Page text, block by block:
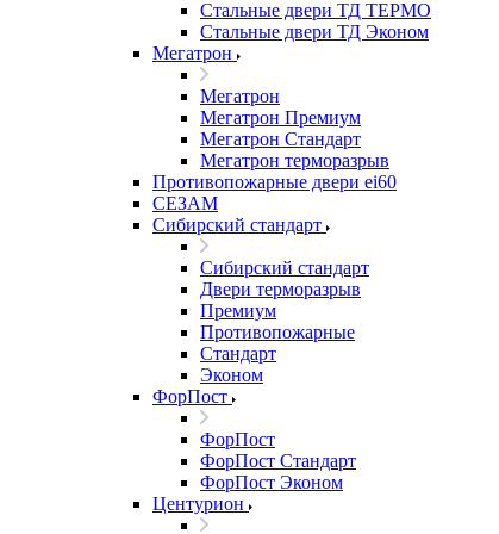
Стальные двери ТД ТЕРМО
Стальные двери ТД Эконом
Мегатрон
Мегатрон
Мегатрон Премиум
Мегатрон Стандарт
Мегатрон терморазрыв
Противопожарные двери ei60
СЕЗАМ
Сибирский стандарт
Сибирский стандарт
Двери терморазрыв
Премиум
Противопожарные
Стандарт
Эконом
ФорПост
ФорПост
ФорПост Стандарт
ФорПост Эконом
Центурион